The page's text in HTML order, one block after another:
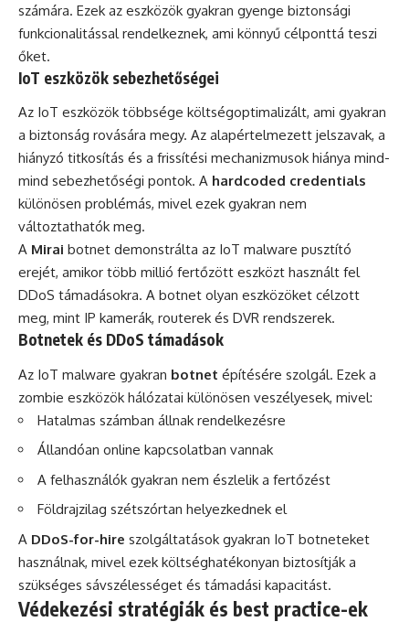
számára. Ezek az eszközök gyakran gyenge biztonsági
funkcionalitással rendelkeznek, ami könnyű célponttá teszi
őket.
IoT eszközök sebezhetőségei
Az IoT eszközök többsége költségoptimalizált, ami gyakran
a biztonság rovására megy. Az alapértelmezett jelszavak, a
hiányzó titkosítás és a frissítési mechanizmusok hiánya mind-
mind sebezhetőségi pontok. A hardcoded credentials
különösen problémás, mivel ezek gyakran nem
változtathatók meg.
A Mirai botnet demonstrálta az IoT malware pusztító
erejét, amikor több millió fertőzött eszközt használt fel
DDoS támadásokra. A botnet olyan eszközöket célzott
meg, mint IP kamerák, routerek és DVR rendszerek.
Botnetek és DDoS támadások
Az IoT malware gyakran botnet építésére szolgál. Ezek a
zombie eszközök hálózatai különösen veszélyesek, mivel:
Hatalmas számban állnak rendelkezésre
Állandóan online kapcsolatban vannak
A felhasználók gyakran nem észlelik a fertőzést
Földrajzilag szétszórtan helyezkednek el
A DDoS-for-hire szolgáltatások gyakran IoT botneteket
használnak, mivel ezek költséghatékonyan biztosítják a
szükséges sávszélességet és támadási kapacitást.
Védekezési stratégiák és best practice-ek